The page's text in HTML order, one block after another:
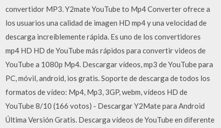
convertidor MP3. Y2mate YouTube to Mp4 Converter ofrece a
los usuarios una calidad de imagen HD mp4 y una velocidad de
descarga increíblemente rápida. Es uno de los convertidores
mp4 HD HD de YouTube más rápidos para convertir videos de
YouTube a 1080p Mp4. Descargar vídeos, mp3 de YouTube para
PC, móvil, android, ios gratis. Soporte de descarga de todos los
formatos de vídeo: Mp4, Mp3, 3GP, webm, vídeos HD de
YouTube 8/10 (166 votos) - Descargar Y2Mate para Android
Última Versión Gratis. Descarga vídeos de YouTube en diferente